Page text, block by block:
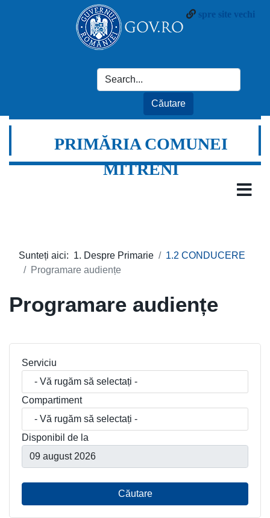
spre site vechi
PRIMĂRIA COMUNEI
MITRENI
Sunteți aici: 1. Despre Primarie
1.2 CONDUCERE
Programare audiențe
Programare audiențe
Serviciu
Compartiment
Disponibil de la
Căutare